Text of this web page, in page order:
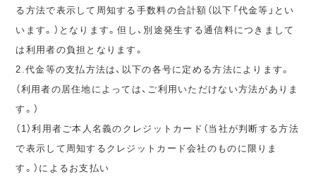
る方法で表示して周知する手数料の合計額（以下「代金等」とい
います。）となります。但し、別途発生する通信料につきまして
は利用者の負担となります。
2.代金等の支払方法は、以下の各号に定める方法によります。
（利用者の居住地によっては、ご利用いただけない方法がありま
す。）
（1）利用者ご本人名義のクレジットカード（当社が判断する方法
で表示して周知するクレジットカード会社のものに限りま
す。）によるお支払い